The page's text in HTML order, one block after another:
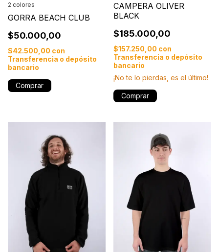
GORRA BEACH CLUB
$50.000,00
$42.500,00 con
Transferencia o depósito
bancario
2 colores
Comprar
CAMPERA OLIVER
BLACK
$185.000,00
$157.250,00 con
Transferencia o depósito
bancario
¡No te lo pierdas, es el último!
Comprar